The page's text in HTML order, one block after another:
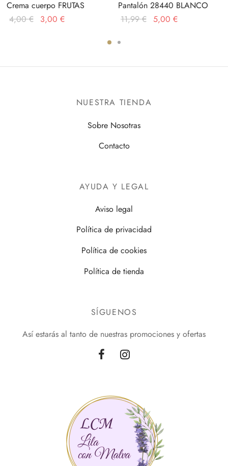
Crema cuerpo FRUTAS
4,00€
El
4,00 €.
3,00 €
3,00 €.
Pantalón 28440 BLANCO
11,99€ El
11,99 €.
5,00 €
5,00 €.
NUESTRA TIENDA
Sobre Nosotras
Contacto
AYUDA Y LEGAL
Aviso legal
Política de privacidad
Política de cookies
Política de tienda
SÍGUENOS
Así estarás al tanto de nuestras promociones y ofertas